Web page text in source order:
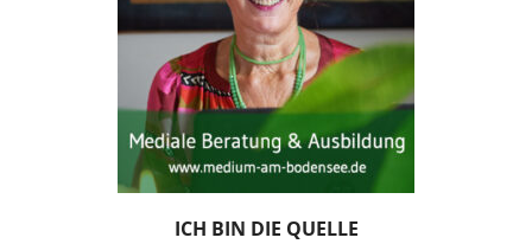
ICH BIN DIE QUELLE